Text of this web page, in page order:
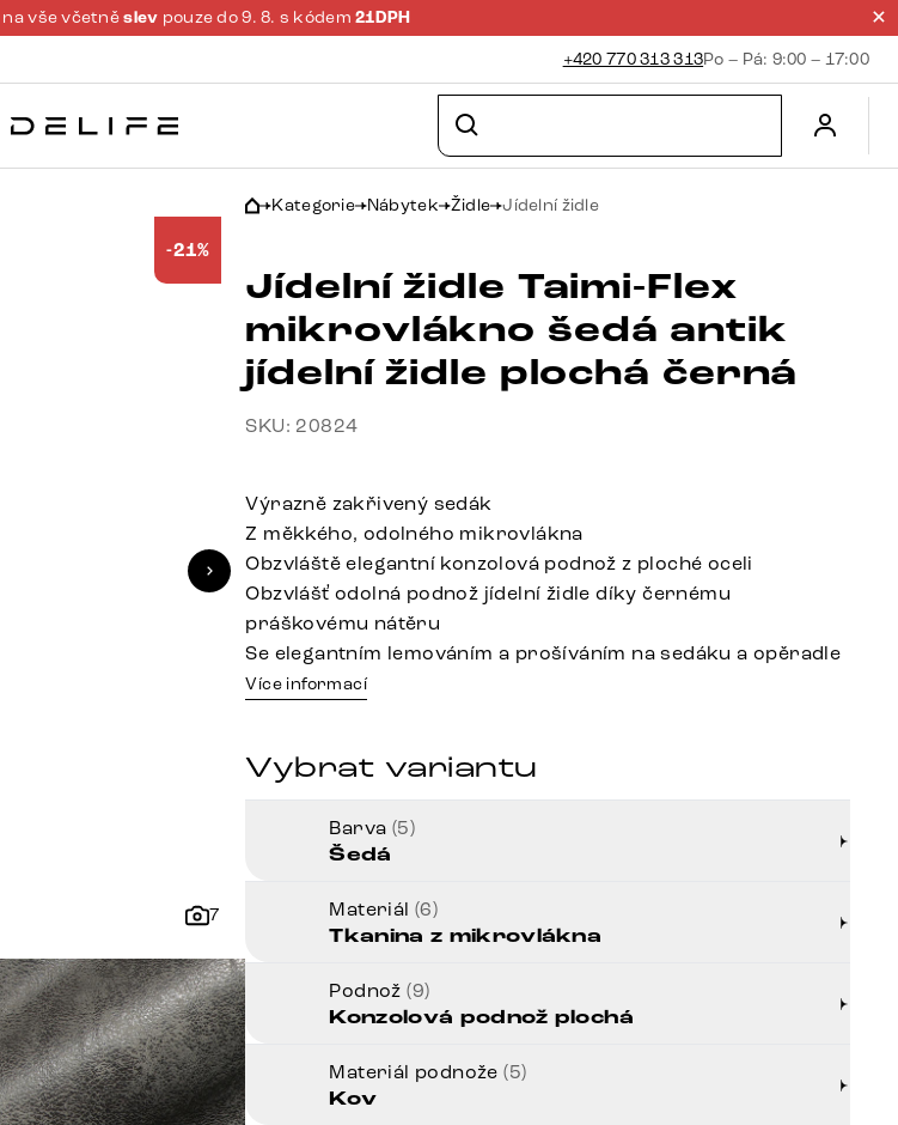
na vše včetněslev pouze do 9. 8. s kódem21DPH
+420 770 313 313Po – Pá: 9:00 – 17:00
7
-21%
Kategorie Nábytek Židle Jídelní židle
Jídelní židle Taimi-Flex
mikrovlákno šedá antik
jídelní židle plochá černá
SKU: 20824
Výrazně zakřivený sedák
Z měkkého, odolného mikrovlákna
Obzvláště elegantní konzolová podnož z ploché oceli
Obzvlášť odolná podnož jídelní židle díky černému
práškovému nátěru
Se elegantním lemováním a prošíváním na sedáku a opěradle
Více informací
Vybrat variantu
Barva (5)
Šedá
Materiál (6)
Tkanina z mikrovlákna
Podnož(9)
Konzolová podnož plochá
Materiál podnože(5)
Kov